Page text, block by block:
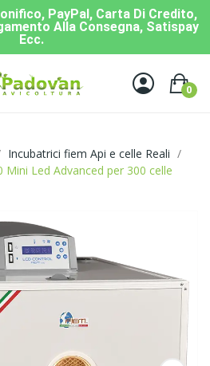
PayPal, Carta Di Credito,
Alla Consegna, Satispay
Ecc.
0
Incubatrici fiem Api e celle Reali
Mini Led Advanced per 300 celle